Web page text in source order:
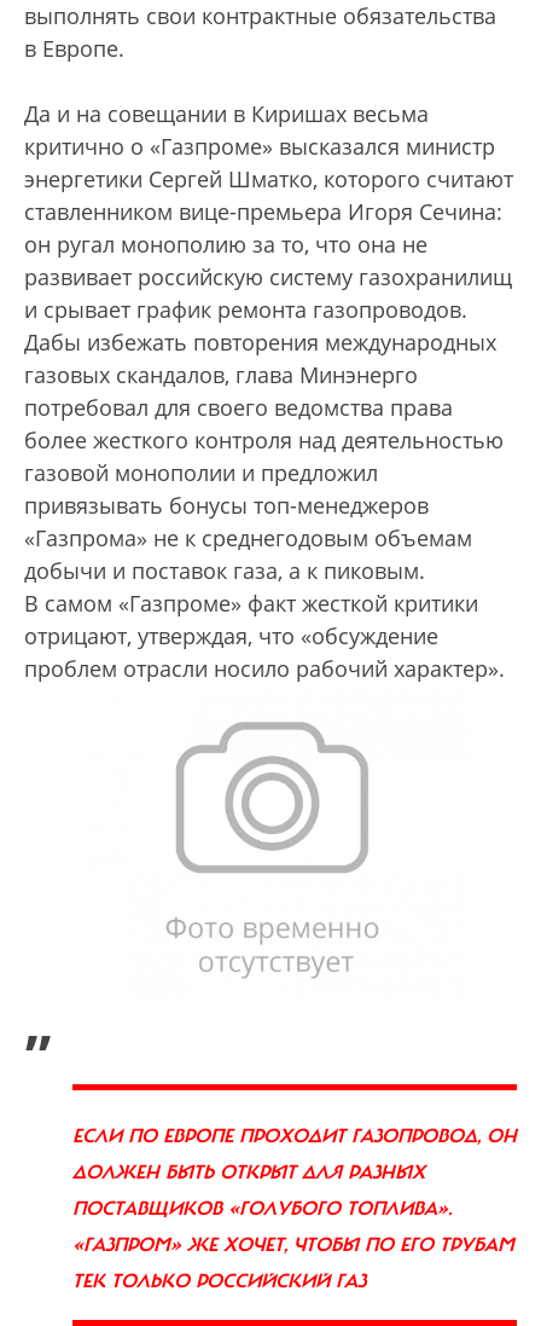
выполнять свои контрактные обязательства
в Европе.
Да и на совещании в Киришах весьма
критично о «Газпроме» высказался министр
энергетики Сергей Шматко, которого считают
ставленником вице-премьера Игоря Сечина:
он ругал монополию за то, что она не
развивает российскую систему газохранилищ
и срывает график ремонта газопроводов.
Дабы избежать повторения международных
газовых скандалов, глава Минэнерго
потребовал для своего ведомства права
более жесткого контроля над деятельностью
газовой монополии и предложил
привязывать бонусы топ-менеджеров
«Газпрома» не к среднегодовым объемам
добычи и поставок газа, а к пиковым.
В самом «Газпроме» факт жесткой критики
отрицают, утверждая, что «обсуждение
проблем отрасли носило рабочий характер».
„
ЕСЛИ ПО ЕВРОПЕ ПРОХОДИТ ГАЗОПРОВОД, ОН
ДОЛЖЕН БЫТЬ ОТКРЫТ ДЛЯ РАЗНЫХ
ПОСТАВЩИКОВ «ГОЛУБОГО ТОПЛИВА».
«ГАЗПРОМ» ЖЕ ХОЧЕТ, ЧТОБЫ ПО ЕГО ТРУБАМ
ТЕК ТОЛЬКО РОССИЙСКИЙ ГАЗ